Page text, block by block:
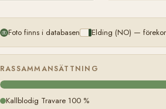
Foto finns i databasen Elding (NO) —
RASSAMMANSÄTTNING
Kallblodig Travare 100 %